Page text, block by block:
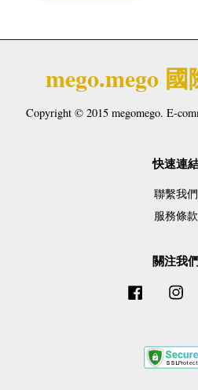
mego.mego
Copyright © 2015 megomego. E-
快速連
聯繫我們
服務條款
關注我
Facebook